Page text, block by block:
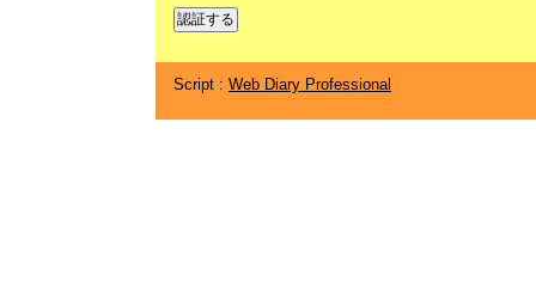
Script : Web Diary Professional